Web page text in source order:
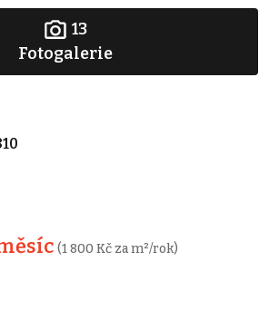
13
Fotogalerie
(1 800 Kč za m²/rok)